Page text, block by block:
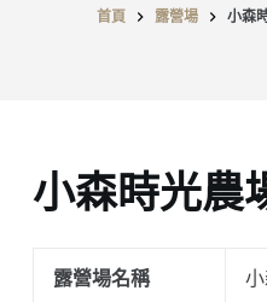
首頁 露營場 小森
小森時光農
露營場名稱